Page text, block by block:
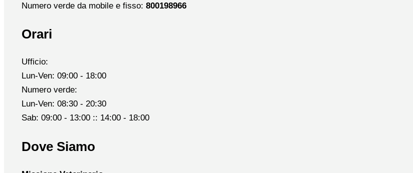
Numero verde da mobile e fisso: 800198966
Orari
Ufficio:
Lun-Ven: 09:00 - 18:00
Numero verde:
Lun-Ven: 08:30 - 20:30
Sab: 09:00 - 13:00 :: 14:00 - 18:00
Dove Siamo